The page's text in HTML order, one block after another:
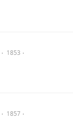
1853
1857